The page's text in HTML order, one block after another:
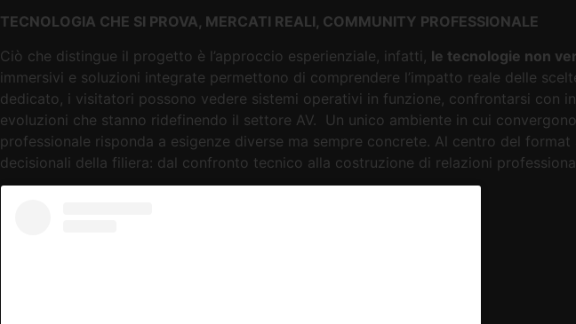
TECNOLOGIA CHE SI PROVA, MERCATI REALI, COMMUNITY PROFESSIONALE
Ciò che distingue il progetto è l’approccio esperienziale, infatti, le tecnologie non
immersivi e soluzioni integrate permettono di comprendere l’impatto reale delle
dedicato, i visitatori possono vedere sistemi operativi in funzione, confrontarsi
evoluzioni che stanno ridefinendo il settore AV. Un unico ambiente in cui
professionale risponda a esigenze diverse ma sempre concrete. Al centro del format
decisionali della filiera: dal confronto tecnico alla costruzione di relazioni